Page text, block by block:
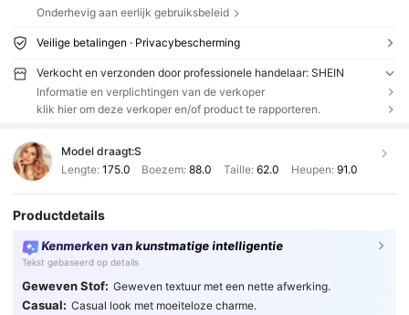
Onderhevig aan eerlijk gebruiksbeleid
Veilige betalingen · Privacybescherming
Verkocht en verzonden door professionele handelaar: SHEIN
Informatie en verplichtingen van de verkoper
klik hier om deze verkoper en/of product te rapporteren.
Model draagt:S
Lengte: 175.0 Boezem:88.0 Taille: 62.0 Heupen: 91.0
Productdetails
Kenmerken van kunstmatige intelligentie
Tekst gebaseerd op details
Geweven Stof: Geweven textuur met een nette afwerking.
Casual: Casual look met moeiteloze charme.